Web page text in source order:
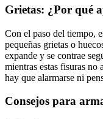
Grietas: ¿Por qué
Con el paso del tiempo,
pequeñas grietas o
expande y se contrae
mientras estas fisuras no
hay que alarmarse ni
Consejos para